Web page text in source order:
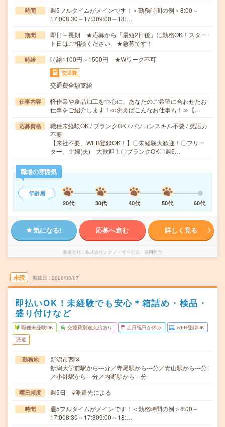
時間
週5フルタイムがメインです！＜勤務時間の例＞8:00～
17:008:30～17:309:00～18:…
期間
即日～長期 ★応募から「最短2日後」に勤務OK！スター
ト日はご相談ください。★急募です！
時給 時給1100円～1500円 ★Wワーク不可
交通費
交通費全額支給
仕事内容
軽作業や食品加工を中心に、あなたのご希望に合わせたお
仕事をご紹介します！≪例えばこんなお仕事も！≫【…
応募資格
職種未経験OK / ブランクOK / パソコンスキル不要 / 英語力
不要
【来社不要、WEB登録OK！】〇未経験大歓迎！〇フリー
ター、主婦(夫) 大歓迎！〇ブランクOK〇週5…
職場の雰囲気
年齢層
20代
30代 40代 50代 60代
気になる! 応募へ進む 詳しく見る
派遣会社 株式会社テクノ・サービス 採用担当
未読 掲載日 2026/08/07
即払いOK！未経験でも安心＊箱詰め・検品・
盛り付けなど
職種未経験OK 交通費別途支給あり 土日祝日が休み WEB登録OK
派遣
勤務地
新潟市西区
新潟大学前駅から---分／寺尾駅から---分／青山駅から---分
／小針駅から---分／内野駅から---分
曜日頻度 週5日 ※派遣先による
時間
週5フルタイムがメインです！＜勤務時間の例＞8:00～
17:008:30～17:309:00～18:…